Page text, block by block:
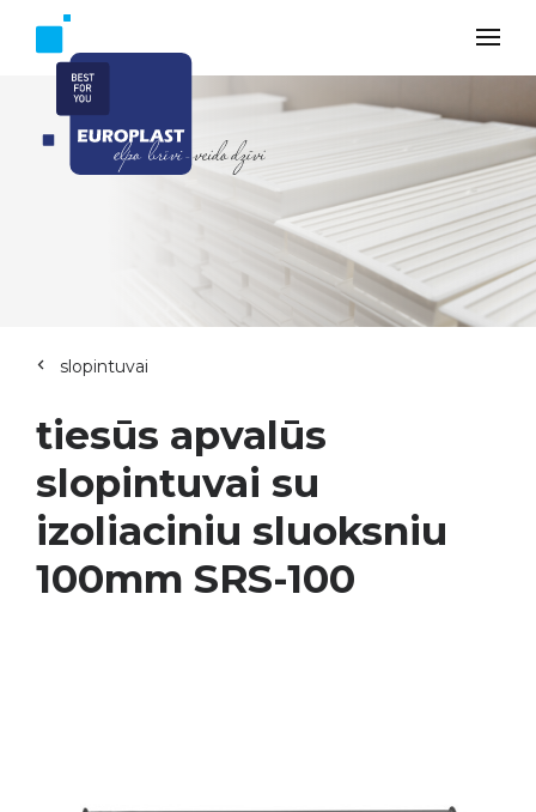
slopintuvai
tiesūs apvalūs
slopintuvai su
izoliaciniu sluoksniu
100mm SRS-100